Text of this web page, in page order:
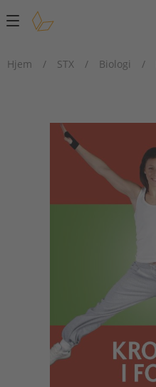
Main
Hjem
/ STX / Biologi /